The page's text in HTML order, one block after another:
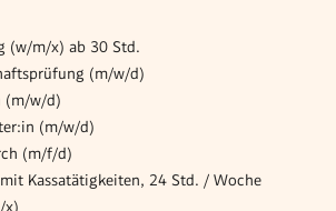
(w/m/x) ab 30 Std.
(m/w/d)
(m/w/d)
(m/w/d)
(m/f/d)
Kassatätigkeiten, 24 Std. / Woche
x)